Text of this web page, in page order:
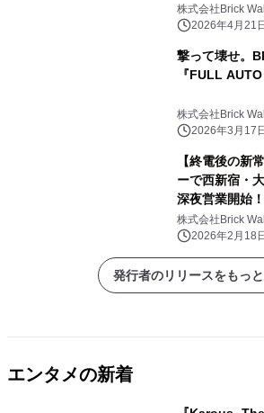
株式会社Brick Wall
2026年4月21
撃って壊せ。
『FULL
株式会社Brick Wall
2026年3月17
【終電後の新
ーで西新宿・
深夜営業開始！
株式会社Brick Wall
2026年2月18
発行者のリリースをもっ
エンタメの新着